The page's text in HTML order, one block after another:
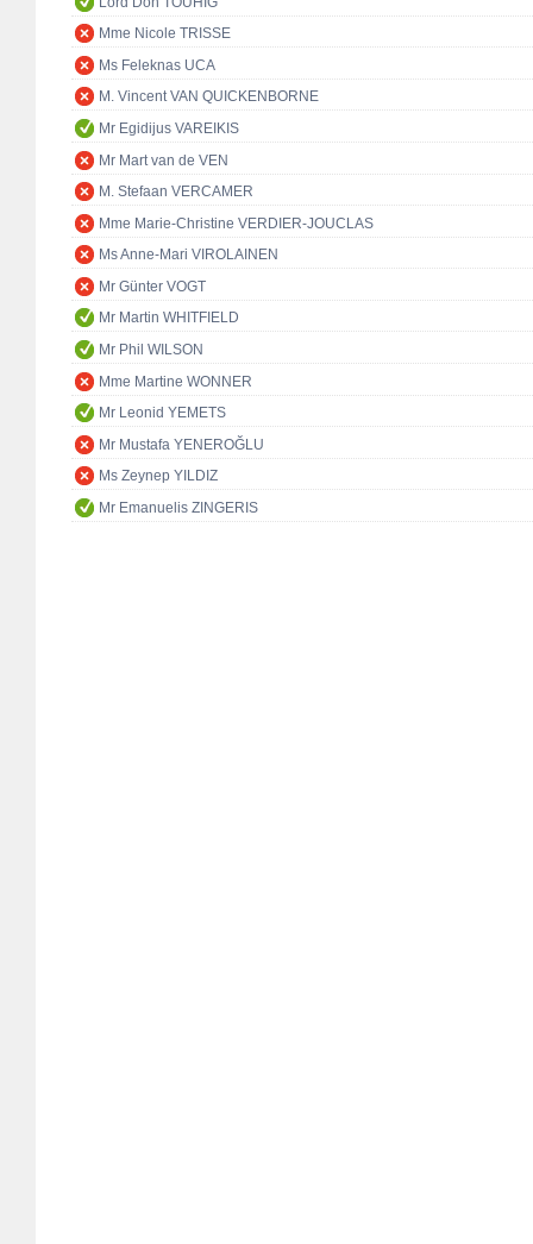
Mme Nicole TRISSE
Ms Feleknas UCA
M. Vincent VAN QUICKENBORNE
Mr Egidijus VAREIKIS
Mr Mart van de VEN
M. Stefaan VERCAMER
Mme Marie-Christine VERDIER-JOUCLAS
Ms Anne-Mari VIROLAINEN
Mr Günter VOGT
Mr Martin WHITFIELD
Mr Phil WILSON
Mme Martine WONNER
Mr Leonid YEMETS
Mr Mustafa YENEROĞLU
Ms Zeynep YILDIZ
Mr Emanuelis ZINGERIS